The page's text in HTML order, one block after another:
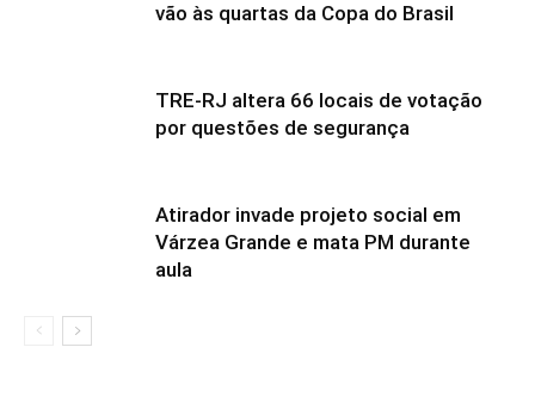
vão às quartas da Copa do Brasil
TRE-RJ altera 66 locais de votação
por questões de segurança
Atirador invade projeto social em
Várzea Grande e mata PM durante
aula